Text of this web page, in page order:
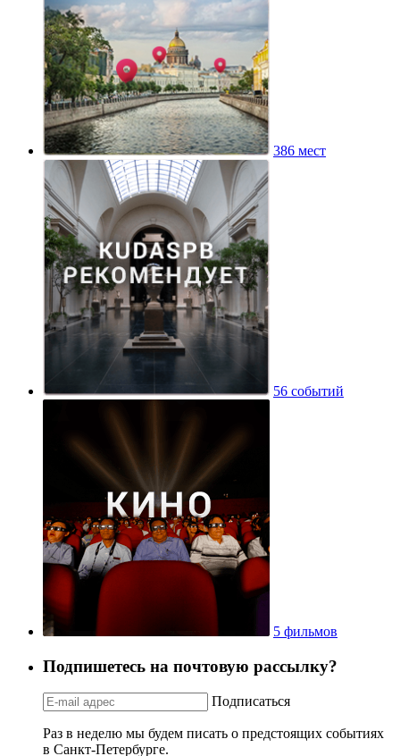
386 мест
56 событий
5 фильмов
Подпишетесь на почтовую рассылку?
Подписаться
Раз в неделю мы будем писать о предстоящих событиях
в Санкт-Петербурге.